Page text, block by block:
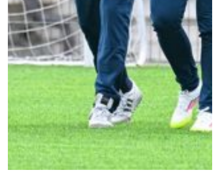
Summer Sale
Mare
Accessori
Outlet
Helan x Genoa
Isolani x Genoa